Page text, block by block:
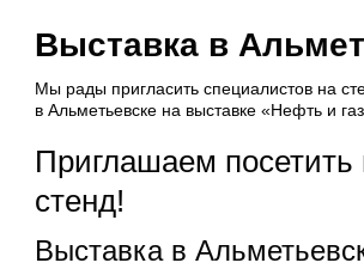
Выставка в
Мы рады пригласить специалистов на
в Альметьевске на выставке «Нефть и
Приглашаем
стенд!
Выставка в